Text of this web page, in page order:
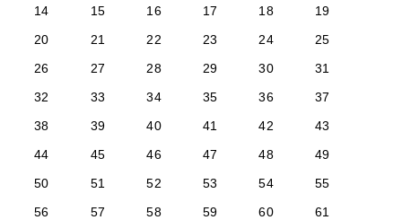
14
15 16 17 18
19
20
21 22 23 24
25
26
27 28 29 30
31
32
33 34 35 36
37
38
39 40 41 42
43
44
45 46 47 48
49
50
51 52 53 54
55
56
57 58 59 60
61